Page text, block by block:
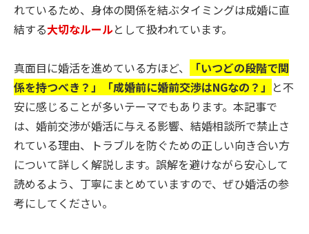
れているため、身体の関係を結ぶタイミングは成婚に直
結する大切なルールとして扱われています。
真面目に婚活を進めている方ほど、
「いつどの段階で関
係を持つべき？」「成婚前に婚前交渉はNGなの？」 と不
安に感じることが多いテーマでもあります。本記事で
は、婚前交渉が婚活に与える影響、結婚相談所で禁止さ
れている理由、トラブルを防ぐための正しい向き合い方
について詳しく解説します。誤解を避けながら安心して
読めるよう、丁寧にまとめていますので、ぜひ婚活の参
考にしてください。